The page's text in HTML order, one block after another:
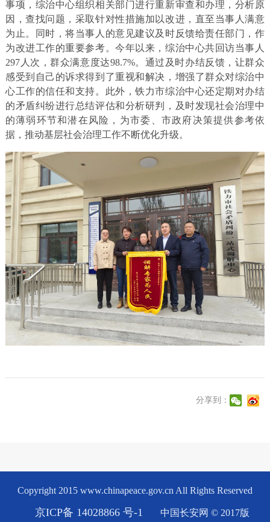
事项，综治中心组织相关部门进行重新审查和办理，分析原
因，查找问题，采取针对性措施加以改进，直至当事人满意
为止。同时，将当事人的意见建议及时反馈给责任部门，作
为改进工作的重要参考。今年以来，综治中心共回访当事人
297人次，群众满意度达98.7%。通过及时办结反馈，让群众
感受到自己的诉求得到了重视和解决，增强了群众对综治中
心工作的信任和支持。此外，铁力市综治中心还定期对办结
的矛盾纠纷进行总结评估和分析研判，及时发现社会治理中
的薄弱环节和潜在风险，为市委、市政府决策提供参考依
据，推动基层社会治理工作不断优化升级。
分享到：
Copyright 2015 www.chinapeace.gov.cn All Rights Reserved
京ICP备 14028866 号-1 中国长安网 © 2017版